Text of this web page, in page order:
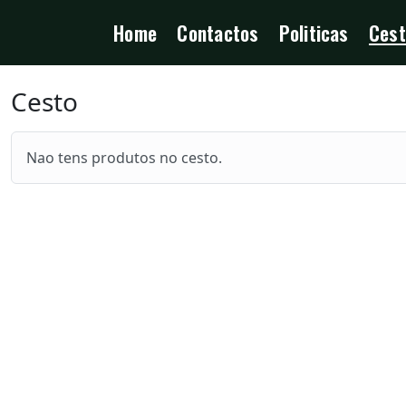
Home Contactos Politicas
Cesto
Nao tens produtos no cesto.